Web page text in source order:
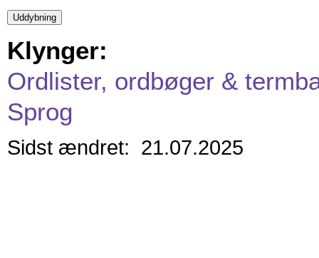
Klynger:
Ordlister, ordbøger &
Sprog
Sidst ændret: 21.07.2025